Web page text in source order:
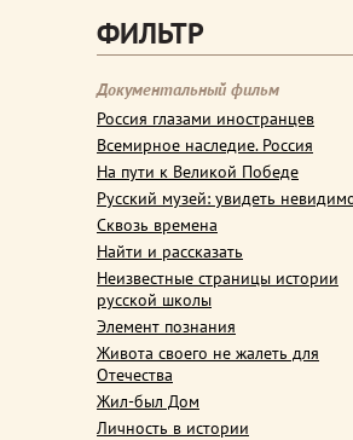
ФИЛЬТР
Документальный фильм
Россия глазами иностранцев
Всемирное наследие. Россия
На пути к Великой Победе
Русский музей: увидеть
Сквозь времена
Найти и рассказать
Неизвестные страницы истории
русской школы
Элемент познания
Живота своего не жалеть для
Отечества
Жил-был Дом
Личность в истории